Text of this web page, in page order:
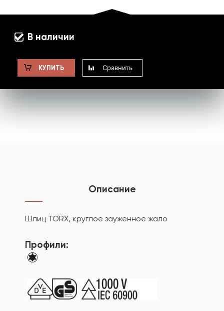
В наличии
КУПИТЬ Сравнить
Описание
Шлиц TORX, круглое зауженное жало
Профили: